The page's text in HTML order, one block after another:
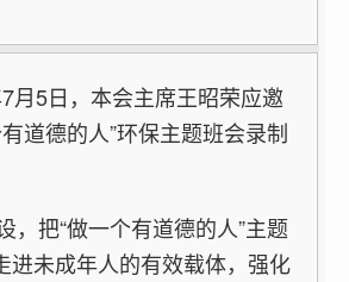
5日，本会主席王昭荣应邀
道德的人”环保主题班会录制
把“做一个有道德的人”主题
进未成年人的有效载体，强化